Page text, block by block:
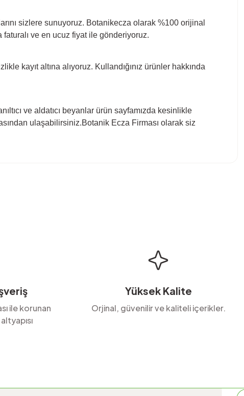
sizlere sunuyoruz. Botanikecza olarak %100 orijinal
ve en ucuz fiyat ile gönderiyoruz.
kayıt altına alıyoruz. Kullandığınız ürünler hakkında
ve aldatıcı beyanlar ürün sayfamızda kesinlikle
ulaşabilirsiniz.Botanik Ecza Firması olarak siz
ile korunan
Yüksek Kalite
Orjinal, güvenilir ve kaliteli içerikler.